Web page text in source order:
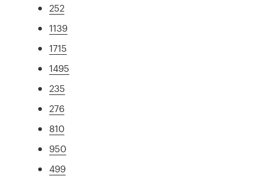
252
1139
1715
1495
235
276
810
950
499